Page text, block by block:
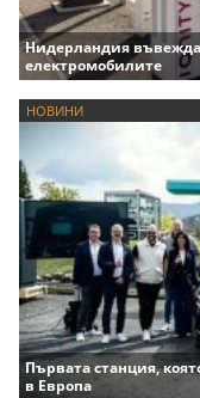
Нидерландия
електромобилите
НОВИНИ
Първата станция,
в Европа